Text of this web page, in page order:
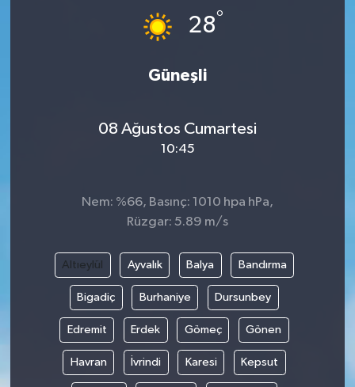
28°
Güneşli
08 Ağustos Cumartesi
10:45
Nem: %66, Basınç: 1010 hpa hPa,
Rüzgar: 5.89 m/s
Altıeylül Ayvalık Balya Bandırma
Bigadiç Burhaniye Dursunbey
Edremit Erdek Gömeç Gönen
Havran İvrindi Karesi Kepsut
Yerel Yönetimler